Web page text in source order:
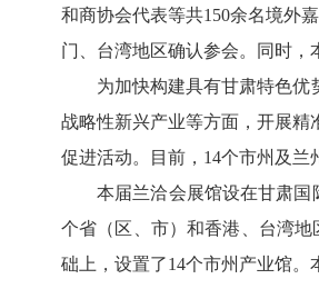
和商协会代表等共150余名境外
门、台湾地区确认参会。同时，
为加快构建具有甘肃特色
战略性新兴产业等方面，开展精
促进活动。目前，14个市州及兰
本届兰洽会展馆设在甘肃
个省（区、市）和香港、台湾
础上，设置了14个市州产业馆。